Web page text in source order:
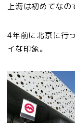
上海は初めてなの
4年前に北京に行
イな印象。